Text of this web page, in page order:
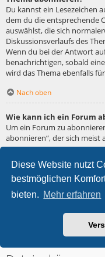
Diese Website nutzt
bestmöglichen
bieten. Mehr erfahren
Du kannst ein Lesezeichen
dem du die entsprechende
auswählst, die sich
Diskussionsverlaufs des
Wenn du bei der Antwort
benachrichtigen, sobald
wird das Thema ebenfalls
Nach oben
Wie kann ich ein Forum
Um ein Forum zu
abonnieren“, der sich meist
Wie deaktiviere ich
Wenn du mehrere
verwalten“ machen.